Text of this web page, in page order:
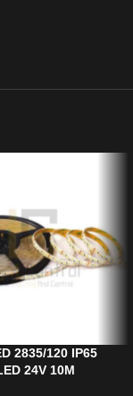
2835/120 IP65
24V 10M